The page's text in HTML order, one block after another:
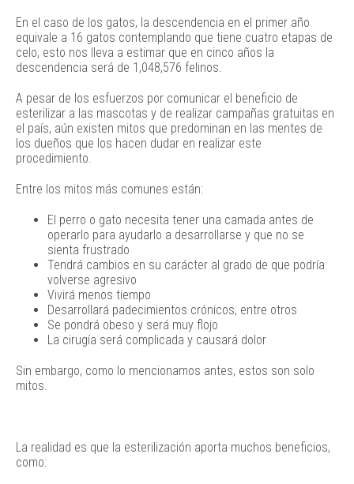
En el caso de los gatos, la descendencia en el primer año
equivale a 16 gatos contemplando que tiene cuatro etapas de
celo, esto nos lleva a estimar que en cinco años la
descendencia será de 1,048,576 felinos.
A pesar de los esfuerzos por comunicar el beneficio de
esterilizar a las mascotas y de realizar campañas gratuitas en
el país, aún existen mitos que predominan en las mentes de
los dueños que los hacen dudar en realizar este
procedimiento.
Entre los mitos más comunes están:
El perro o gato necesita tener una camada antes de
operarlo para ayudarlo a desarrollarse y que no se
sienta frustrado
Tendrá cambios en su carácter al grado de que podría
volverse agresivo
Vivirá menos tiempo
Desarrollará padecimientos crónicos, entre otros
Se pondrá obeso y será muy flojo
La cirugía será complicada y causará dolor
Sin embargo, como lo mencionamos antes, estos son solo
mitos.
La realidad es que la esterilización aporta muchos beneficios,
como: